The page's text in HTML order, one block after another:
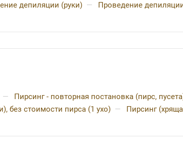
депиляции (руки) — Проведение
— Пирсинг - повторная постановка (пирс,
без стоимости пирса (1 ухо) — Пирсинг